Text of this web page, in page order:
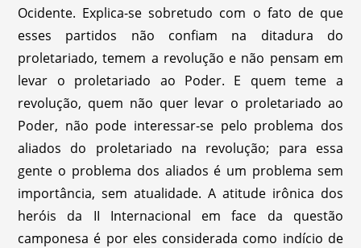
Ocidente. Explica-se sobretudo com o fato de que
esses partidos não confiam na ditadura do
proletariado, temem a revolução e não pensam em
levar o proletariado ao Poder. E quem teme a
revolução, quem não quer levar o proletariado ao
Poder, não pode interessar-se pelo problema dos
aliados do proletariado na revolução; para essa
gente o problema dos aliados é um problema sem
importância, sem atualidade. A atitude irônica dos
heróis da II Internacional em face da questão
camponesa é por eles considerada como indício de